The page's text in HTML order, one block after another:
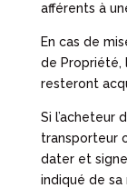
afférents à
En cas de
de Propriété,
resteront
Si l’acheteur
transporteur
dater et
indiqué de sa